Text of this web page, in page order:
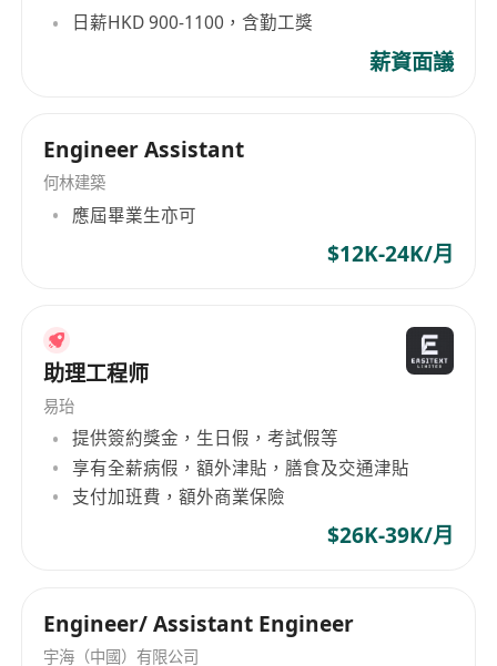
日薪HKD 900-1100，含勤工獎
薪資面議
Engineer Assistant
何林建築
應屆畢業生亦可
$12K-24K/月
助理工程师
易珆
提供簽約獎金，生日假，考試假等
享有全薪病假，額外津貼，膳食及交通津貼
支付加班費，額外商業保險
$26K-39K/月
Engineer/ Assistant Engineer
宇海（中國）有限公司